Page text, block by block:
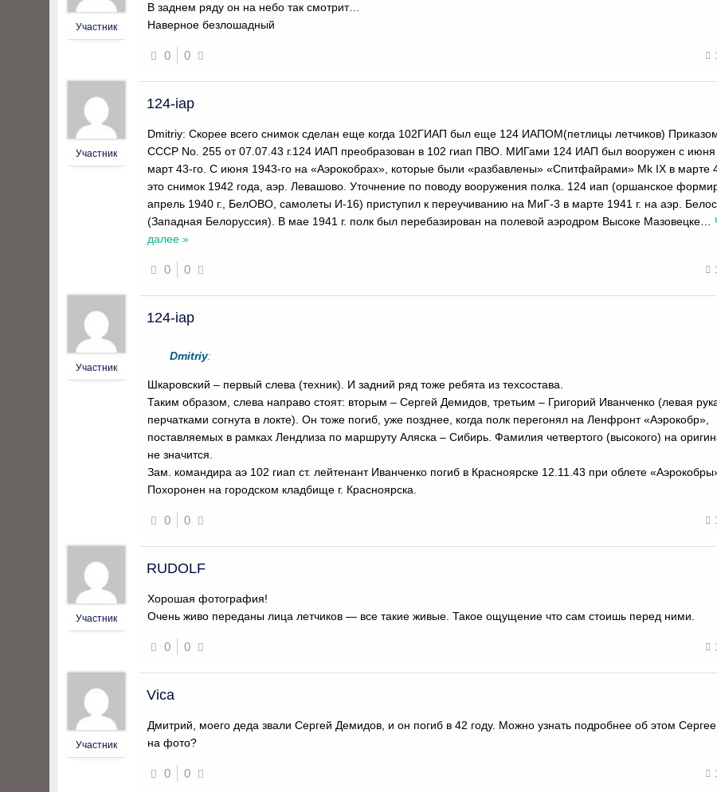
Участник
В заднем ряду он на небо так смотрит…
Наверное безлошадный
0 0
Участник
124-iap
Dmitriy: Скорее всего снимок сделан еще когда 102ГИАП был еще 124 ИАПОМ(петлицы летчиков)
СССР No. 255 от 07.07.43 г.124 ИАП преобразован в 102 гиап ПВО. МИГами 124 ИАП был вооружен с июня
март 43-го. С июня 1943-го на «Аэрокобрах», которые были «разбавлены» «Спитфайрами» Mk IX в марте
это снимок 1942 года, аэр. Левашово. Уточнение по поводу вооружения полка. 124 иап (оршанское
апрель 1940 г., БелОВО, самолеты И-16) приступил к переучиванию на МиГ-3 в марте 1941 г. на аэр.
(Западная Белоруссия). В мае 1941 г. полк был перебазирован на полевой аэродром Высоке Мазовецке
далее »
0 0
Участник
124-iap
Dmitriy:
Шкаровский – первый слева (техник). И задний ряд тоже ребята из техсостава.
Таким образом, слева направо стоят: вторым – Сергей Демидов, третьим – Григорий Иванченко (левая
перчатками согнута в локте). Он тоже погиб, уже позднее, когда полк перегонял на Ленфронт «Аэрокобр»,
поставляемых в рамках Лендлиза по маршруту Аляска – Сибирь. Фамилия четвертого (высокого) на
не значится.
Зам. командира аэ 102 гиап ст. лейтенант Иванченко погиб в Красноярске 12.11.43 при облете
Похоронен на городском кладбище г. Красноярска.
0 0
Участник
RUDOLF
Хорошая фотография!
Очень живо переданы лица летчиков — все такие живые. Такое ощущение что сам стоишь перед ними.
0 0
Участник
Vica
Дмитрий, моего деда звали Сергей Демидов, и он погиб в 42 году. Можно узнать подробнее об этом
на фото?
0 0